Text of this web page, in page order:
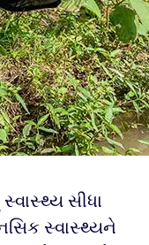
સીધા
સ્વાસ્થ્યને